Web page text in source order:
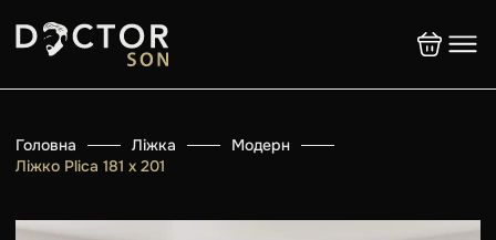
Головна Ліжка
Модерн
Ліжко Plica 181 х 201